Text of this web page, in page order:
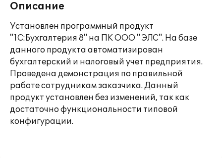
Описание
Установлен программный продукт
"1С:Бухгалтерия 8" на ПК ООО " ЭЛС". На базе
данного продукта автоматизирован
бухгалтерский и налоговый учет предприятия.
Проведена демонстрация по правильной
работе сотрудникам заказчика. Данный
продукт установлен без изменений, так как
достаточно функциональности типовой
конфигурации.